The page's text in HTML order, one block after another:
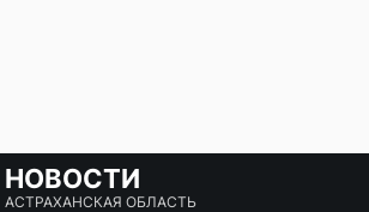
НОВОСТИ
АСТРАХАНСКАЯ ОБЛАСТЬ